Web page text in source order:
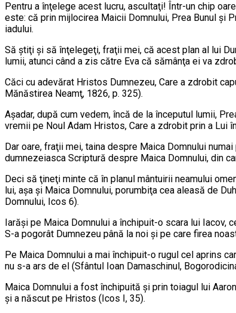
Pentru a înţelege acest lucru, ascultaţi! Într-un chip
este: că prin mijlocirea Mai­cii Domnului, Prea Bunul şi
iadului.
Să ştiţi şi să înţelegeţi, fraţii mei, că acest plan al lui
lumii, atunci când a zis către Eva că sămânţa ei va
Căci cu adevărat Hristos Dumnezeu, Care a zdrobit
Mănăstirea Neamţ, 1826, p. 325).
Aşadar, după cum vedem, încă de la începutul lumii,
vremii pe Noul Adam Hristos, Care a zdrobit prin a Lui
Dar oare, fraţii mei, taina despre Maica Domnului
dumnezeiasca Scriptură des­pre Maica Domnului, din
Deci să ţineţi minte că în pla­nul mântuirii neamului
lui, aşa şi Maica Domnului, porumbiţa cea aleasă de
Domnului, Icos 6).
Iarăşi pe Maica Domnului a închipuit-o scara lui Iacov,
S-a pogorât Dumnezeu până la noi şi pe care firea
Pe Maica Domnului a mai închipuit-o rugul cel aprins
nu s-a ars de el (Sfântul Ioan Damaschinul,
Maica Domnului a fost în­chipuită şi prin toiagul lui
şi a născut pe Hristos (Icos I, 35).